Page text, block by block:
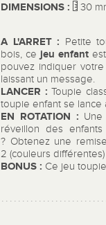
DIMENSIONS : 30
A L'ARRET : Petite
bois, ce jeu enfant
pouvez indiquer
laissant un message.
LANCER : Toupie
toupie enfant se
EN ROTATION :
réveillon des
? Obtenez une
2 (couleurs
BONUS : Ce jeu